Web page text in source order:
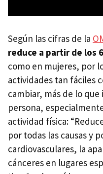
Según las cifras de la
reduce a partir de los
como en mujeres, por
actividades tan fáciles
cambiar, más de lo que
persona,
actividad física:
por todas las causas y
cardiovasculares, la
cánceres en lugares